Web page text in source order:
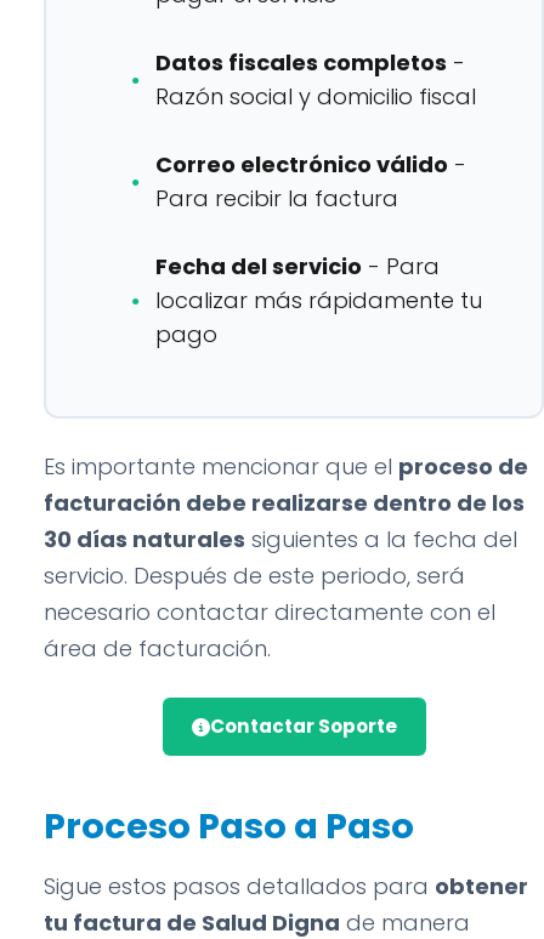
Datos fiscales completos -
Razón social y domicilio fiscal
Correo electrónico válido -
Para recibir la factura
Fecha del servicio - Para
localizar más rápidamente tu
pago
Es importante mencionar que el proceso de
facturación debe realizarse dentro de los
30 días naturales siguientes a la fecha del
servicio. Después de este periodo, será
necesario contactar directamente con el
área de facturación.
Contactar Soporte
Proceso Paso a Paso
Sigue estos pasos detallados para obtener
tu factura de Salud Digna de manera